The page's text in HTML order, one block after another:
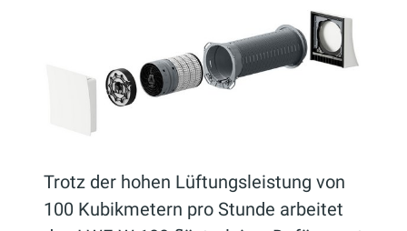
Trotz der hohen Lüftungsleistung von
100 Kubikmetern pro Stunde arbeitet